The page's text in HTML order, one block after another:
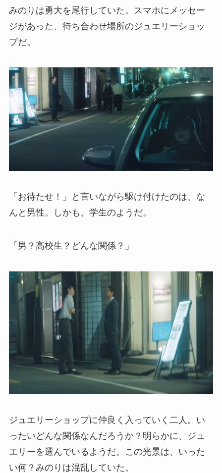
みのりは勇大を尾行していた。スマホにメッセー
ジがあった、待ち合わせ場所のジュエリーショッ
プだ。
「お待たせ！」と言いながら駆け付けたのは、な
んと男性。しかも、学生のようだ。
「男？高校生？どんな関係？」
ジュエリーショップに仲良く入っていく二人。い
ったいどんな関係なんだろうか？明らかに、ジュ
エリーを選んでいるようだ。この光景は、いった
い何？みのりは混乱していた。